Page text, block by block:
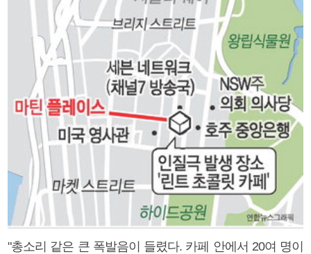
"총소리 같은 큰 폭발음이 들렸다. 카페 안에서 20여 명이